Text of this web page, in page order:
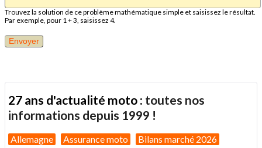
Trouvez la solution de ce problème mathématique simple et saisissez le résultat.
Par exemple, pour 1 + 3, saisissez 4.
27 ans d'actualité moto : toutes nos
informations depuis 1999 !
Allemagne Assurance moto Bilans marché 2026